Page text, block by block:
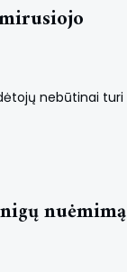
nebūtinai turi
nuėmimą